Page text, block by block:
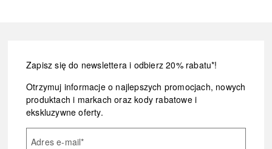
Zapisz się do newslettera i odbierz 20% rabatu*!
Otrzymuj informacje o najlepszych promocjach, nowych
produktach i markach oraz kody rabatowe i
ekskluzywne oferty.
Adres e-mail*